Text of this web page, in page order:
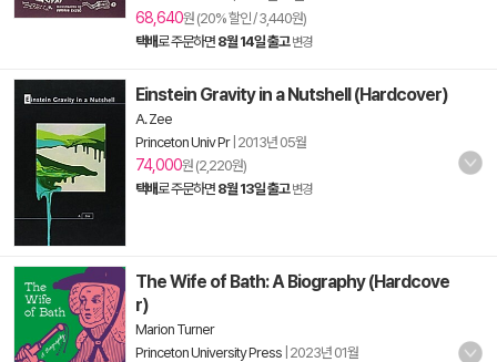
68,640원 (20% 할인 / 3,440원)
택배로 주문하면 8월 14일 출고 변경
Einstein Gravity in a Nutshell (Hardcover)
A. Zee
Princeton Univ Pr| 2013년 05월
74,000원 (2,220원)
택배로 주문하면 8월 13일 출고 변경
The Wife of Bath: A Biography (Hardcove
r)
Marion Turner
Princeton University Press 2023년 01월